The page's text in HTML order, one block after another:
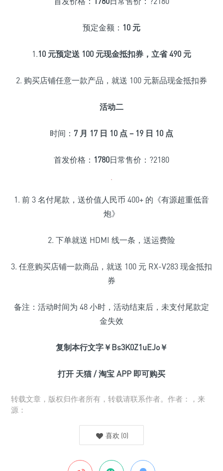
预定金额： 10 元
1.10 元预定送 100 元现金抵扣券，立省 490 元
2. 购买店铺任意一款产品，就送 100 元新品现金抵扣券
活动二
时间： 7 月 17 日 10 点 – 19 日 10 点
首发价格： 1780日常售价：?2180
1. 前 3 名付尾款，送价值人民币 400+ 的《有源超重低音
炮》
2. 下单就送 HDMI 线一条，送运费险
3. 任意购买店铺一款商品，就送 100 元 RX-V283 现金抵扣
券
备注：活动时间为 48 小时，活动结束后，未支付尾款定
金失效
复制本行文字￥Bs3K0Z1uEJo￥
打开 天猫 / 淘宝 APP 即可购买
转载文章，版权归作者所有，转载请联系作者。作者：，来
源：
喜欢 (0)